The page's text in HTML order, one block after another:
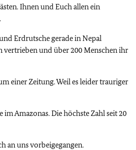
Ihnen und Euch allen ein
Erdrutsche gerade in Nepal
vertrieben und über 200 Menschen ihr
einer Zeitung. Weil es leider trauriger
im Amazonas. Die höchste Zahl seit 20
an uns vorbeigegangen.